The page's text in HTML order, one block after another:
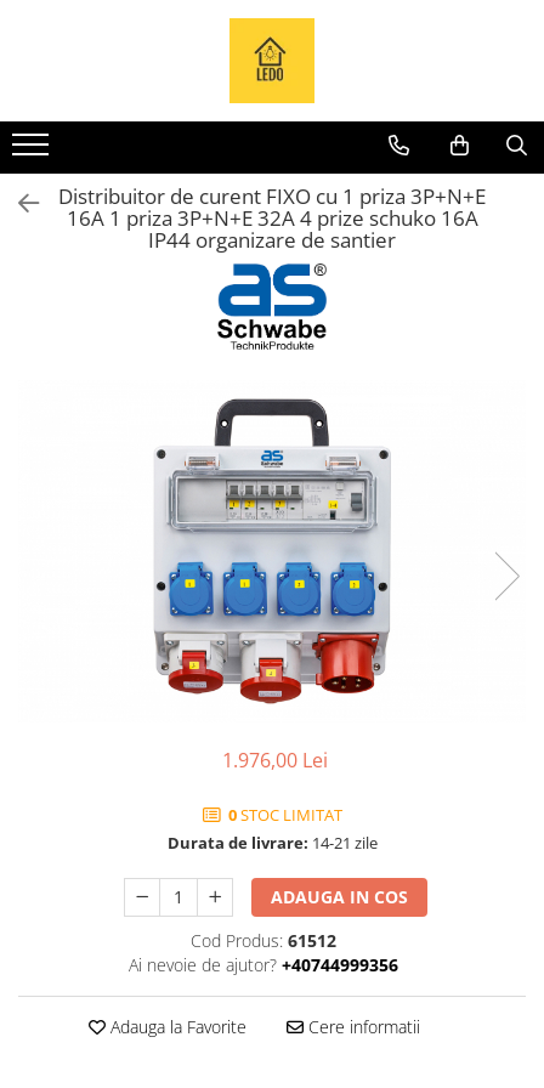
Becuri
Becuri LED
Tuburi LED
Tablouri electrice
Accesorii tablouri electrice
Aparataj tablouri electrice
Sigurante automate
Contactoare si relee
Intrerupatoare pentru tablouri
Aplice si plafoniere
Accesorii lampi
Banda led si accesorii
Prelungitoare
Distribuitor de curent FIXO cu 1 priza 3P+N+E
16A 1 priza 3P+N+E 32A 4 prize schuko 16A
IP44 organizare de santier
1.976,00 Lei
0STOC LIMITAT
Durata de livrare: 14-21 zile
ADAUGA IN COS
Cod Produs: 61512
Ai nevoie de ajutor? +40744999356
Adauga la Favorite Cere informatii